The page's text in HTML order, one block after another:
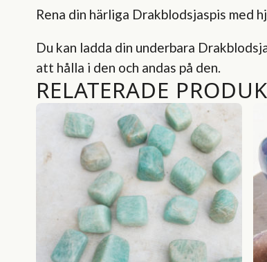
Rena din härliga Drakblodsjaspis med
Du kan ladda din underbara
att hålla i den och andas på den.
RELATERADE